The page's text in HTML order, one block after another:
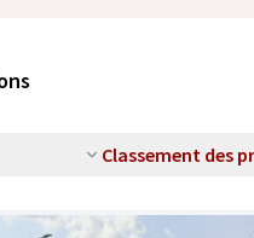
Classement des